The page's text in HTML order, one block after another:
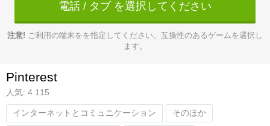
電話 / タブ を選択してください
注意! ご利用の端末をを指定してください。互換性のあるゲームを選択し
ます。
Pinterest
人気: 4 115
インターネットとコミュニケーション そのほか